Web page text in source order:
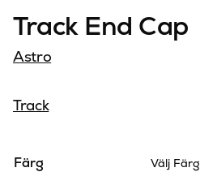
Track End Cap
Astro
Track
Färg Välj Färg